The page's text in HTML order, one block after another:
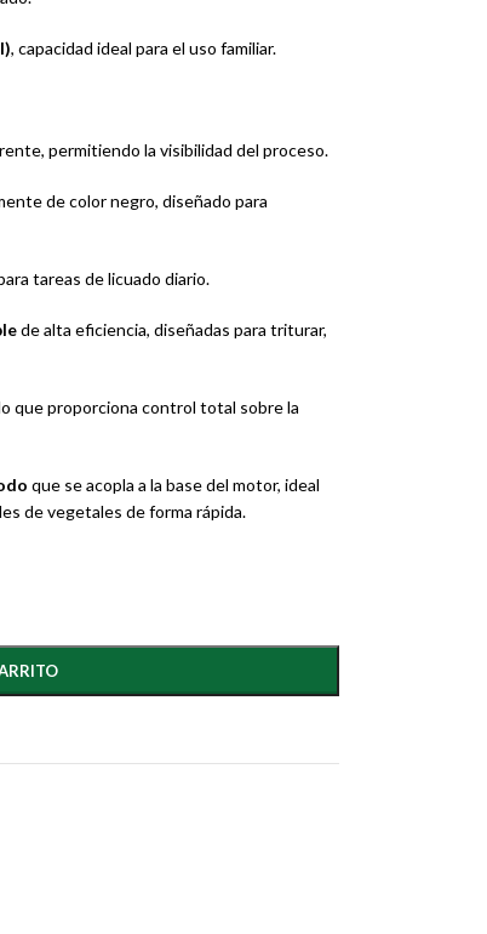
, capacidad ideal para el uso familiar.
permitiendo la visibilidad del proceso.
de color negro, diseñado para
tareas de licuado diario.
de alta eficiencia, diseñadas para triturar,
que proporciona control total sobre la
que se acopla a la base del motor, ideal
de vegetales de forma rápida.